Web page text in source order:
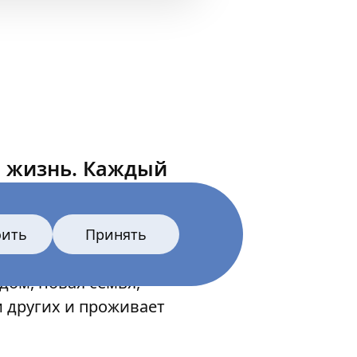
жизнь. Каждый
новая семья,
и проживает
Принять